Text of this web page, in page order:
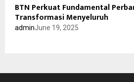
BTN Perkuat Fundamental
Transformasi Menyeluruh
adminJune 19, 2025